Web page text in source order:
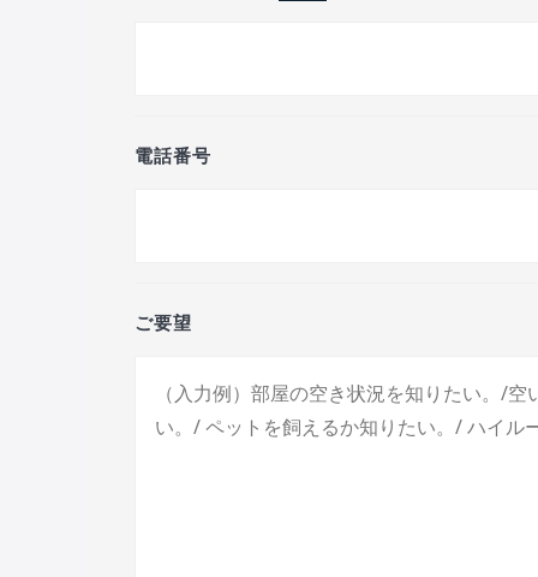
電話番号
ご要望